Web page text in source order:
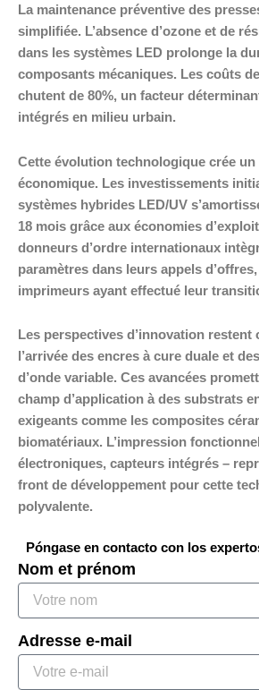
La maintenance préventive des
simplifiée. L’absence d’ozone et de
dans les systèmes LED prolonge la
composants mécaniques. Les coûts
chutent de 80%, un facteur
intégrés en milieu urbain.
Cette évolution technologique crée
économique. Les investissements
systèmes hybrides LED/UV
18 mois grâce aux économies
donneurs d’ordre internationaux
paramètres dans leurs appels
imprimeurs ayant effectué leur
Les perspectives d’innovation restent
l’arrivée des encres à cure duale et
d’onde variable. Ces avancées
champ d’application à des substrats
exigeants comme les composites
biomatériaux. L’impression
électroniques, capteurs intégrés –
front de développement pour cette
polyvalente.
Póngase en contacto con los
Nom et prénom
Adresse e-mail